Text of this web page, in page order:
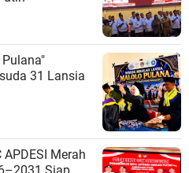
31 Lansia
Merah